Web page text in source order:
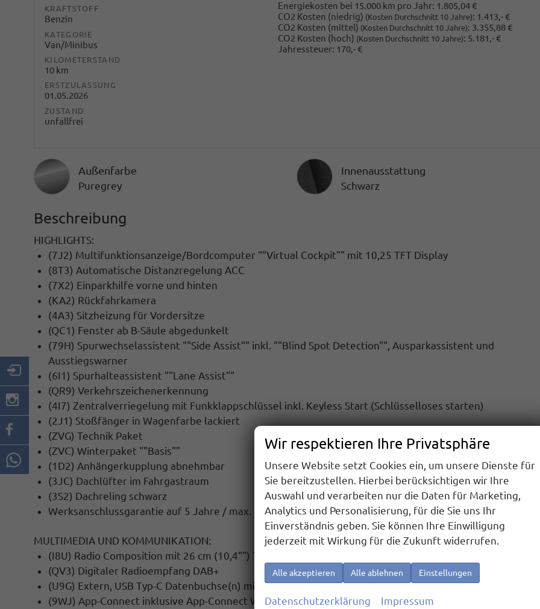
KRAFTSTOFF
Benzin
KATEGORIE
Van/Minibus
KILOMETERSTAND
10 km
ERSTZULASSUNG
01.05.2026
ZUSTAND
unfallfrei
Energiekosten bei 15.000 km pro Jahr: 1.805,04 €
CO2 Kosten (niedrig) (Kosten Durchschnitt 10 Jahre): 1.413,- €
CO2 Kosten (mittel) (Kosten Durchschnitt 10 Jahre): 3.355,88 €
CO2 Kosten (hoch) (Kosten Durchschnitt 10 Jahre): 5.181,- €
Jahressteuer: 170,- €
Außenfarbe
Puregrey
InnenausstattungInnenausstattung
Schwarz
Beschreibung
HIGHLIGHTS:
(7J2) Multifunktionsanzeige/Bordcomputer ""Virtual Cockpit"" mit 10,25 TFT Display
(8T3) Automatische Distanzregelung ACC
(7X2) Einparkhilfe vorne und hinten
(KA2) Rückfahrkamera
(4A3) Sitzheizung für Vordersitze
(QC1) Fenster ab B-Säule abgedunkelt
(79H) Spurwechselassistent ""Side Assist"" inkl. ""Blind Spot Detection"", Ausparkassistent und
Ausstiegswarner
(6I1) Spurhalteassistent ""Lane Assist""
(QR9) Verkehrszeichenerkennung
(4I7) Zentralverriegelung mit Funkklappschlüssel inkl. Keyless Start (Schlüsselloses starten)
(2J1) Stoßfänger in Wagenfarbe lackiert
(ZVG) Technik Paket
(ZVC) Winterpaket ""Basis""
(1D2) Anhängerkupplung abnehmbar
(3JC) Dachlüfter im Fahrgastraum
(3S2) Dachreling schwarz
Werksanschlussgarantie auf 5 Jahre / max. 200.000 Km
MULTIMEDIA UND KOMMUNIKATION:
(I8U) Radio Composition mit 26 cm (10,4"") Touch-Farbdisplay
(QV3) Digitaler Radioempfang DAB+
(U9G) Extern, USB Typ-C Datenbuchse(n) mit erhöhter Ladeleistung
(9WJ) App-Connect inklusive App-Connect Wireless für Apple CarPlay und Android Auto
Wir respektieren Ihre Privatsphäre
Unsere Website setzt Cookies ein, um unsere Dienste für
Sie bereitzustellen. Hierbei berücksichtigen wir Ihre
Auswahl und verarbeiten nur die Daten für Marketing,
Analytics und Personalisierung, für die Sie uns Ihr
Einverständnis geben. Sie können Ihre Einwilligung
jederzeit mit Wirkung für die Zukunft widerrufen.
Alle akzeptieren Alle ablehnen Einstellungen
Datenschutzerklärung Impressum